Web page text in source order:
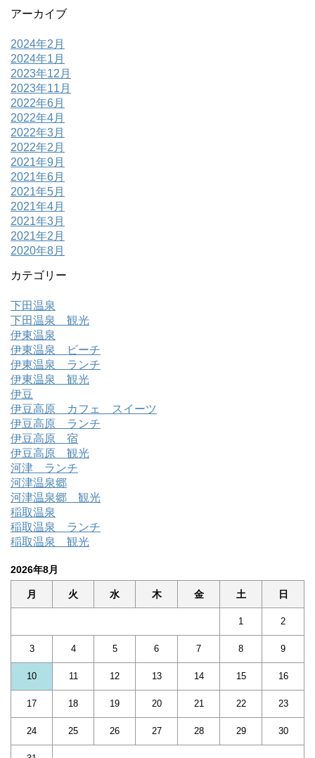
アーカイブ
2024年2月
2024年1月
2023年12月
2023年11月
2022年6月
2022年4月
2022年3月
2022年2月
2021年9月
2021年6月
2021年5月
2021年4月
2021年3月
2021年2月
2020年8月
カテゴリー
下田温泉
下田温泉 観光
伊東温泉
伊東温泉 ビーチ
伊東温泉 ランチ
伊東温泉 観光
伊豆
伊豆高原 カフェ スイーツ
伊豆高原 ランチ
伊豆高原 宿
伊豆高原 観光
河津 ランチ
河津温泉郷
河津温泉郷 観光
稲取温泉
稲取温泉 ランチ
稲取温泉 観光
2026年8月
月 火 水 木 金 土 日
1 2
3 4 5 6 7 8 9
10 11 12 13 14 15 16
17 18 19 20 21 22 23
24 25 26 27 28 29 30